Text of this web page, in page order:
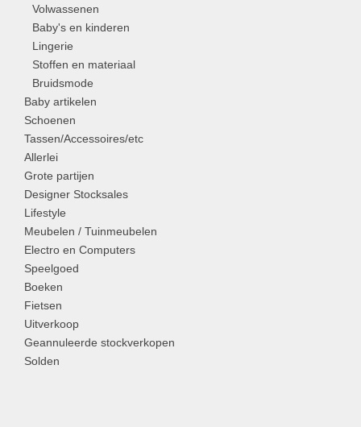
Volwassenen
Baby's en kinderen
Lingerie
Stoffen en materiaal
Bruidsmode
Baby artikelen
Schoenen
Tassen/Accessoires/etc
Allerlei
Grote partijen
Designer Stocksales
Lifestyle
Meubelen / Tuinmeubelen
Electro en Computers
Speelgoed
Boeken
Fietsen
Uitverkoop
Geannuleerde stockverkopen
Solden